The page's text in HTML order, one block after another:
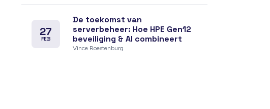
27
FEB
De toekomst van
serverbeheer: Hoe HPE Gen12
beveiliging & AI combineert
Vince Roestenburg